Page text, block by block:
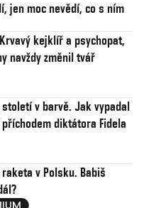
jen moc nevědí, co s ním
kejklíř a psychopat,
navždy změnil tvář
století v barvě. Jak vypadal
diktátora Fidela
v Polsku. Babiš